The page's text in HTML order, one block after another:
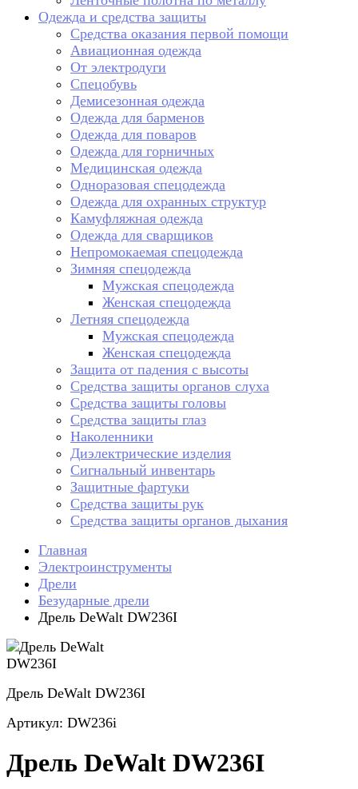
Одежда и средства защиты
Средства оказания первой помощи
Авиационная одежда
От электродуги
Спецобувь
Демисезонная одежда
Одежда для барменов
Одежда для поваров
Одежда для горничных
Медицинская одежда
Одноразовая спецодежда
Одежда для охранных структур
Камуфляжная одежда
Одежда для сварщиков
Непромокаемая спецодежда
Зимняя спецодежда
Мужская спецодежда
Женская спецодежда
Летняя спецодежда
Мужская спецодежда
Женская спецодежда
Защита от падения с высоты
Средства защиты органов слуха
Средства защиты головы
Средства защиты глаз
Наколенники
Диэлектрические изделия
Сигнальный инвентарь
Защитные фартуки
Средства защиты рук
Средства защиты органов дыхания
Главная
Электроинструменты
Дрели
Безударные дрели
Дрель DeWalt DW236I
Дрель DeWalt DW236I
Артикул: DW236i
Дрель DeWalt DW236I